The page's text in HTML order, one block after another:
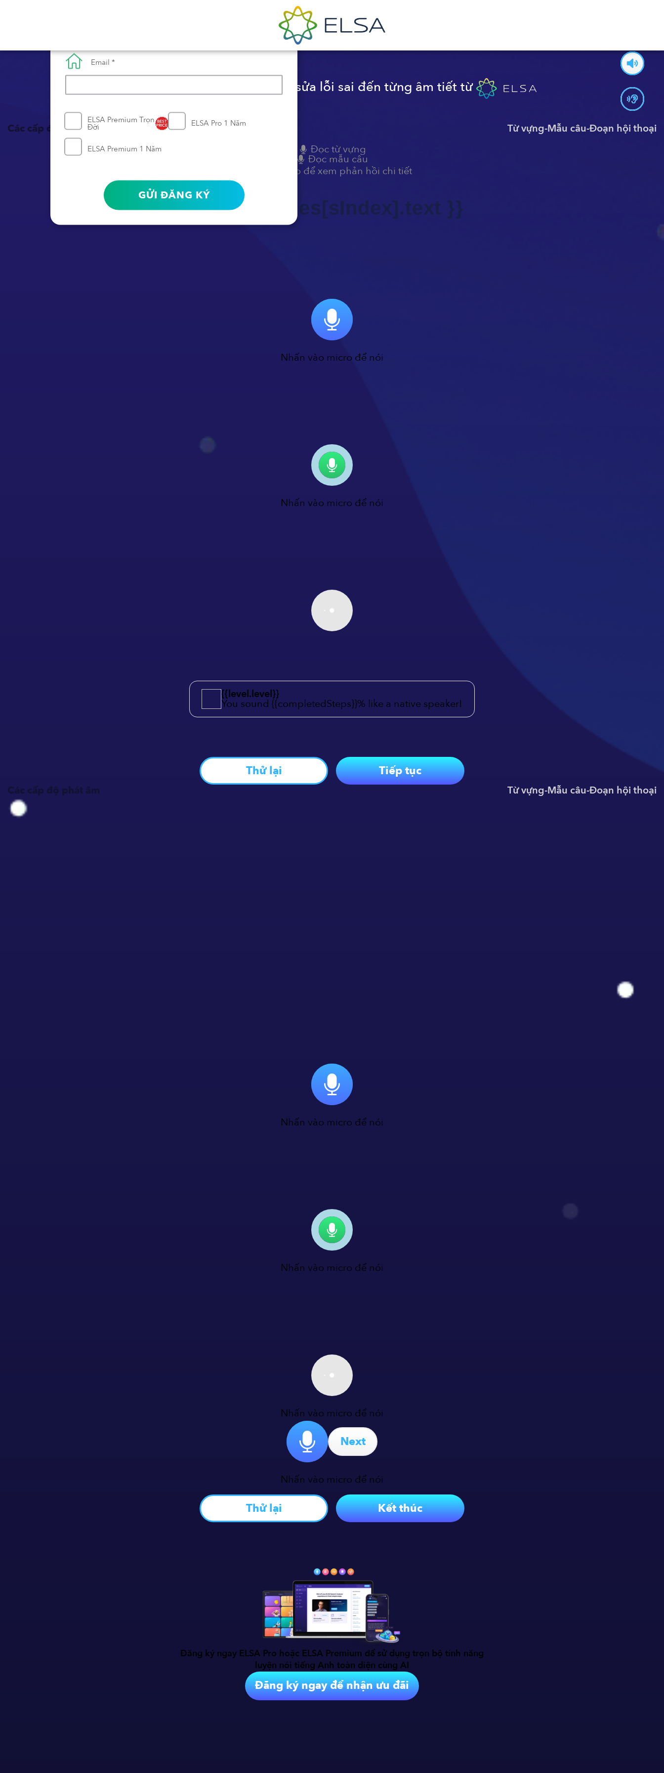
Email *
ELSA Premium Trọn
Đời
BEST
PRICE ELSA Pro 1 Năm
ELSA Premium 1 Năm
GỬI ĐĂNG KÝ
Trải nghiệm tính năng chỉnh sửa lỗi sai đến từng âm tiết từ
Các cấp độ phát âm Từ vựng-Mẫu câu-Đoạn hội thoại
Đọc từ vựng
Đọc mẫu câu
Bấm vào để xem phản hồi chi tiết
{{ sentences[sIndex].text }}
Nhấn vào micro để nói
Nhấn vào micro để nói
{{level.level}}
You sound {{completedSteps}}% like a native speaker!
Thử lại Tiếp tục
Các cấp độ phát âm Từ vựng-Mẫu câu-Đoạn hội thoại
Nhấn vào micro để nói
Nhấn vào micro để nói
Nhấn vào micro để nói
Next
Nhấn vào micro để nói
Thử lại Kết thúc
Đăng ký ngay ELSA Pro hoặc ELSA Premium để sử dụng trọn bộ tính năng
luyện nói tiếng Anh toàn diện cùng AI
Đăng ký ngay để nhận ưu đãi